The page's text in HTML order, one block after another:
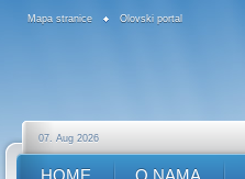
Mapa stranice Olovski portal
07. Aug 2026
HOME O NAMA